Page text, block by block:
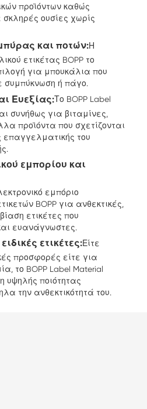
προϊόντων καθώς
σκληρές ουσίες χωρίς
και ποτών:Η
ετικέτας BOPP το
για μπουκάλια που
συμπύκνωση ή πάγο.
Ευεξίας:Το BOPP Label
συνήθως για βιταμίνες,
προϊόντα που σχετίζονται
επαγγελματικής του
εμπορίου και
εμπόριο
BOPP για ανθεκτικές,
ετικέτες που
ευανάγνωστες.
ετικέτες:Είτε
προσφορές είτε για
το BOPP Label Material
υψηλής ποιότητας
την ανθεκτικότητά του.